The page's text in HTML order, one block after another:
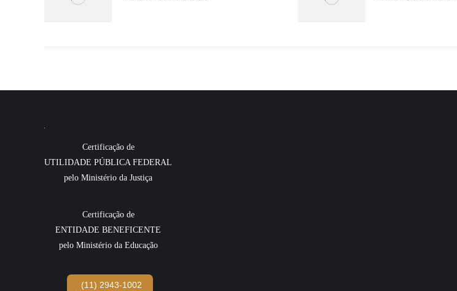
Certificação de
UTILIDADE PÚBLICA FEDERAL
pelo Ministério da Justiça
Certificação de
ENTIDADE BENEFICENTE
pelo Ministério da Educação
(11) 2943-1002